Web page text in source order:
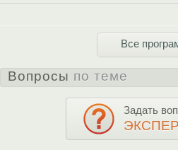
Все
Вопросы по теме
Задать